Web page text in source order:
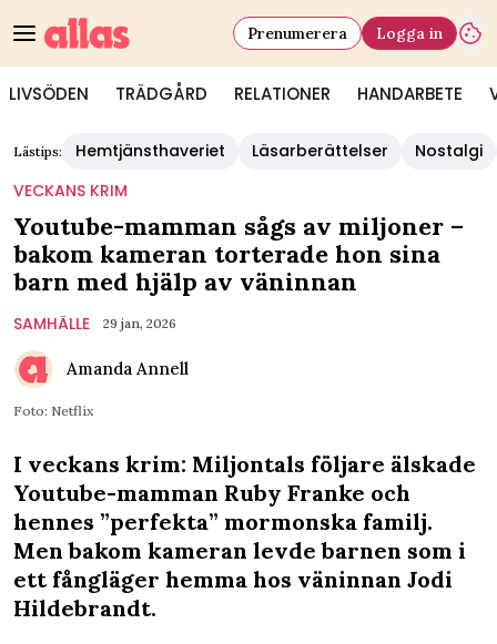
LIVSÖDEN TRÄDGÅRD RELATIONER HANDARBETE
Prenumerera Logga in
Lästips: Hemtjänsthaveriet Läsarberättelser
Nostalgi
VECKANS KRIM
Youtube-mamman sågs av miljoner –
bakom kameran torterade hon sina
barn med hjälp av väninnan
SAMHÄLLE 29 jan, 2026
Amanda Annell
Foto: Netflix
I veckans krim: Miljontals följare älskade
Youtube-mamman Ruby Franke och
hennes ”perfekta” mormonska familj.
Men bakom kameran levde barnen som i
ett fångläger hemma hos väninnan Jodi
Hildebrandt.